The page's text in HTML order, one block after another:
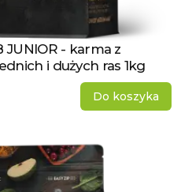
JUNIOR - karma z
i dużych ras 1kg
Do koszyka